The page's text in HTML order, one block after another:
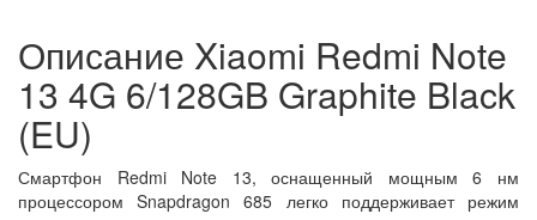
Описание Xiaomi Redmi Note
13 4G 6/128GB Graphite Black
(EU)
Смартфон Redmi Note 13, оснащенный мощным 6 нм
процессором Snapdragon 685 легко поддерживает режим